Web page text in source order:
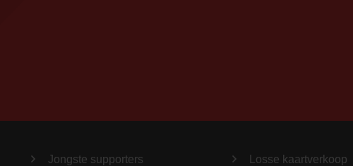
Jongste supporters
Losse kaartverkoop